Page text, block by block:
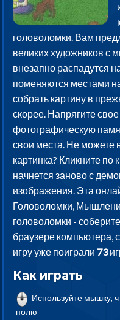
головоломки. Вам
великих художников с
внезапно распадутся
поменяются местами
собрать картину в
скорее. Напрягите
фотографическую
свои места. Не можете
картинка? Кликните по
начнется заново с
изображения. Эта
Головоломки,
головоломки -
браузере компьютера,
игру уже поиграли 73
Как играть
Используйте мышку,
полю